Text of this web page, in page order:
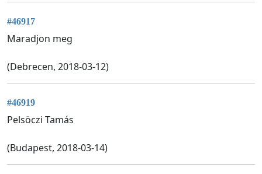
#46917
Maradjon meg
(Debrecen, 2018-03-12)
#46919
Pelsöczi Tamás
(Budapest, 2018-03-14)